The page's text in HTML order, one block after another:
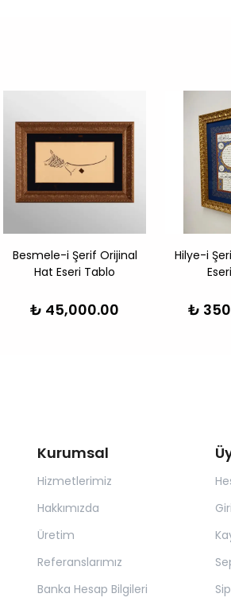
Besmele-i Şerif Orijinal
Hat Eseri Tablo
₺ 45,000.00
Hilye-i
₺
Kurumsal
Hizmetlerimiz
Hakkımızda
Üretim
Referanslarımız
Banka Hesap Bilgileri